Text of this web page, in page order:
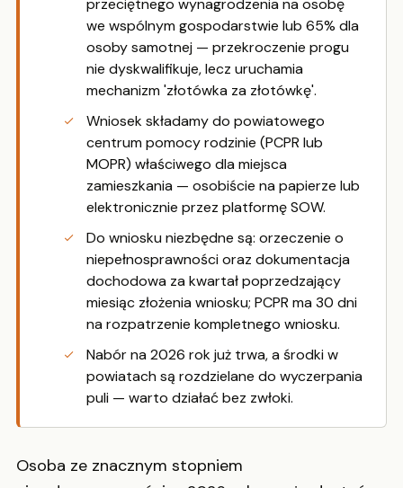
przeciętnego wynagrodzenia na osobę
we wspólnym gospodarstwie lub 65% dla
osoby samotnej — przekroczenie progu
nie dyskwalifikuje, lecz uruchamia
mechanizm 'złotówka za złotówkę'.
Wniosek składamy do powiatowego
centrum pomocy rodzinie (PCPR lub
MOPR) właściwego dla miejsca
zamieszkania — osobiście na papierze lub
elektronicznie przez platformę SOW.
Do wniosku niezbędne są: orzeczenie o
niepełnosprawności oraz dokumentacja
dochodowa za kwartał poprzedzający
miesiąc złożenia wniosku; PCPR ma 30 dni
na rozpatrzenie kompletnego wniosku.
Nabór na 2026 rok już trwa, a środki w
powiatach są rozdzielane do wyczerpania
puli — warto działać bez zwłoki.
Osoba ze znacznym stopniem